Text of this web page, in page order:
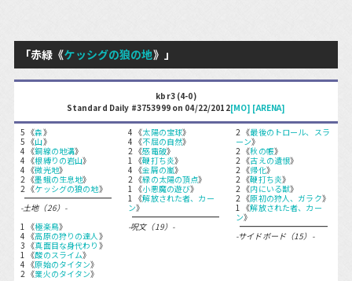
「赤緑《ケッシグの狼の地》」
kbr3 (4-0)
Standard Daily #3753999 on 04/22/2012[MO] [ARENA]
5 《森》
5 《山》
4 《銅線の地溝》
4 《根縛りの岩山》
4 《微光地》
2 《墨蛾の生息地》
2 《ケッシグの狼の地》
-土地（26）-
1 《極楽鳥》
4 《高原の狩りの達人》
3 《真面目な身代わり 》
1 《酸のスライム》
4 《原始のタイタン》
2 《業火のタイタン》
4 《太陽の宝球》
4 《不屈の自然》
2 《感電破》
1 《鞭打ち炎》
4 《金屑の嵐》
2 《緑の太陽の頂点》
1 《小悪魔の遊び》
1 《解放された者、カー
ン》
-呪文（19）-
2 《最後のトロール、スラ
ーン》
2 《秋の帳》
2 《古えの遺恨》
2 《帰化》
2 《鞭打ち炎》
2 《内にいる獣》
2 《原初の狩人、ガラク》
1 《解放された者、カー
ン》
-サイドボード（15）-